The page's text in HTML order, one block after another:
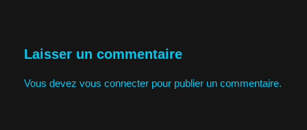
Laisser un commentaire
Vous devez vous connecter pour publier un commentaire.